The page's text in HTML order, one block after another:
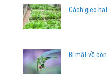
Cách gieo
Bí mật về